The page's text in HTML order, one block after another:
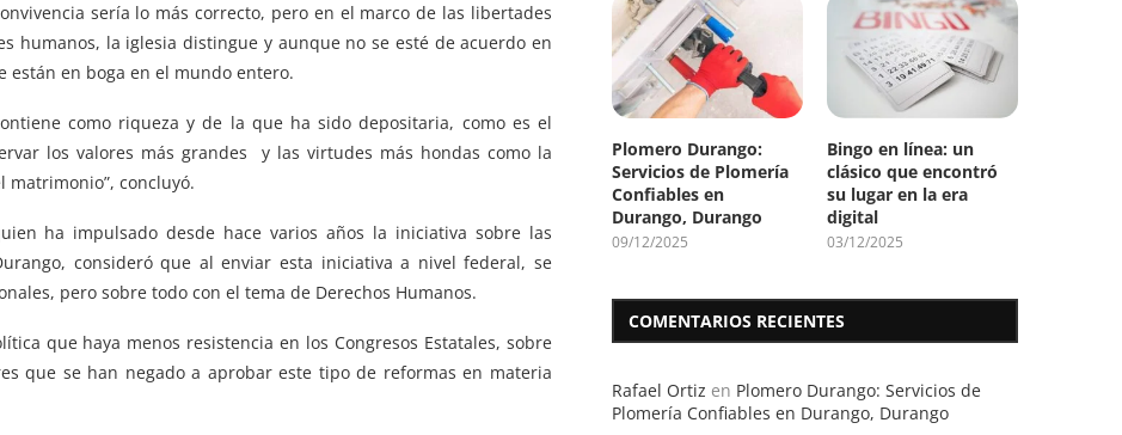
sería lo más correcto, pero en el marco de las libertades
humanos, la iglesia distingue y aunque no se esté de acuerdo en
están en boga en el mundo entero.
como riqueza y de la que ha sido depositaria, como es el
los valores más grandes y las virtudes más hondas como la
matrimonio”, concluyó.
ha impulsado desde hace varios años la iniciativa sobre las
consideró que al enviar esta iniciativa a nivel federal, se
pero sobre todo con el tema de Derechos Humanos.
que haya menos resistencia en los Congresos Estatales, sobre
que se han negado a aprobar este tipo de reformas en materia
Plomero Durango:
Servicios de Plomería
Confiables en
Durango, Durango
09/12/2025
Bingo en línea: un
clásico que encontró
su lugar en la era
digital
03/12/2025
COMENTARIOS RECIENTES
Rafael Ortiz en Plomero Durango: Servicios de
Plomería Confiables en Durango, Durango